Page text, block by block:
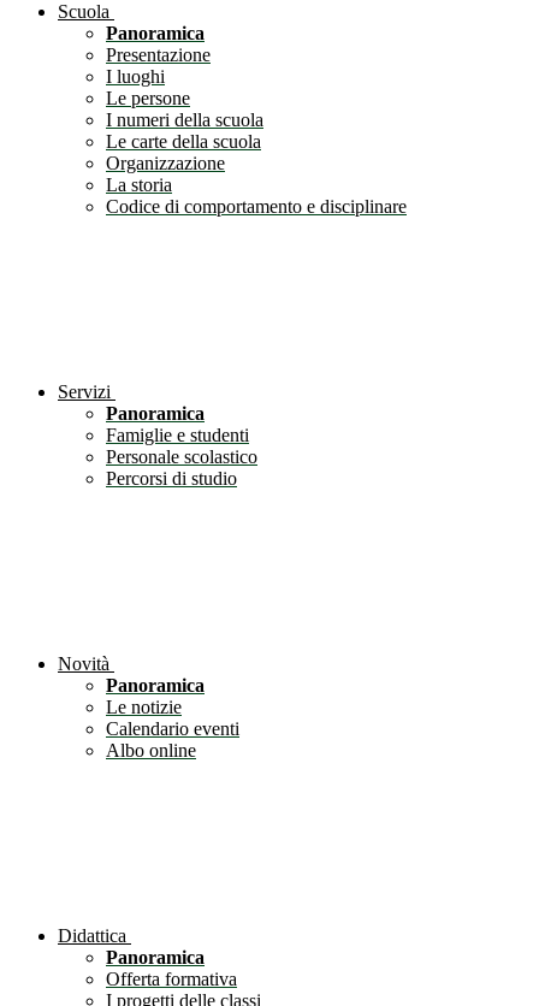
Scuola
Panoramica
Presentazione
I luoghi
Le persone
I numeri della scuola
Le carte della scuola
Organizzazione
La storia
Codice di comportamento e disciplinare
Servizi
Panoramica
Famiglie e studenti
Personale scolastico
Percorsi di studio
Novità
Panoramica
Le notizie
Calendario eventi
Albo online
Didattica
Panoramica
Offerta formativa
I progetti delle classi